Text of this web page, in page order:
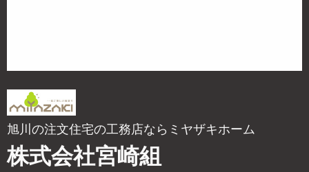
旭川の注文住宅の工務店ならミヤザキホーム
株式会社宮崎組